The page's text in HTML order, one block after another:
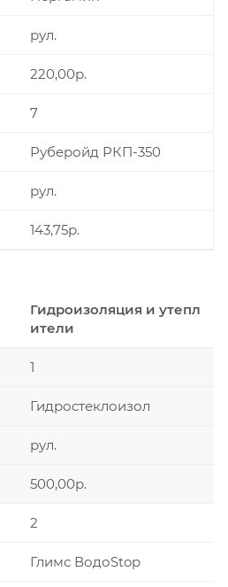
рул.
220,00р.
7
Руберойд РКП-350
рул.
143,75р.
Гидроизоляция и утепл
ители
1
Гидростеклоизол
рул.
500,00р.
2
Глимс ВодоStop